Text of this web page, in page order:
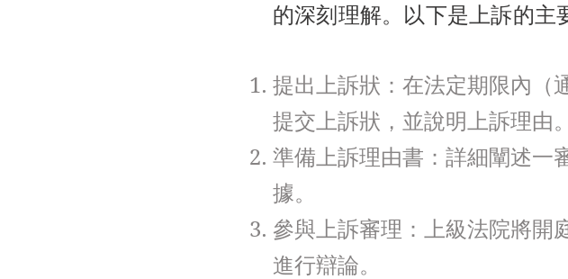
的深刻理解。以下是上訴的主
提出上訴狀：在法定期限內（
提交上訴狀，並說明上訴理由。
準備上訴理由書：詳細闡述一
據。
參與上訴審理：上級法院將開
進行辯論。